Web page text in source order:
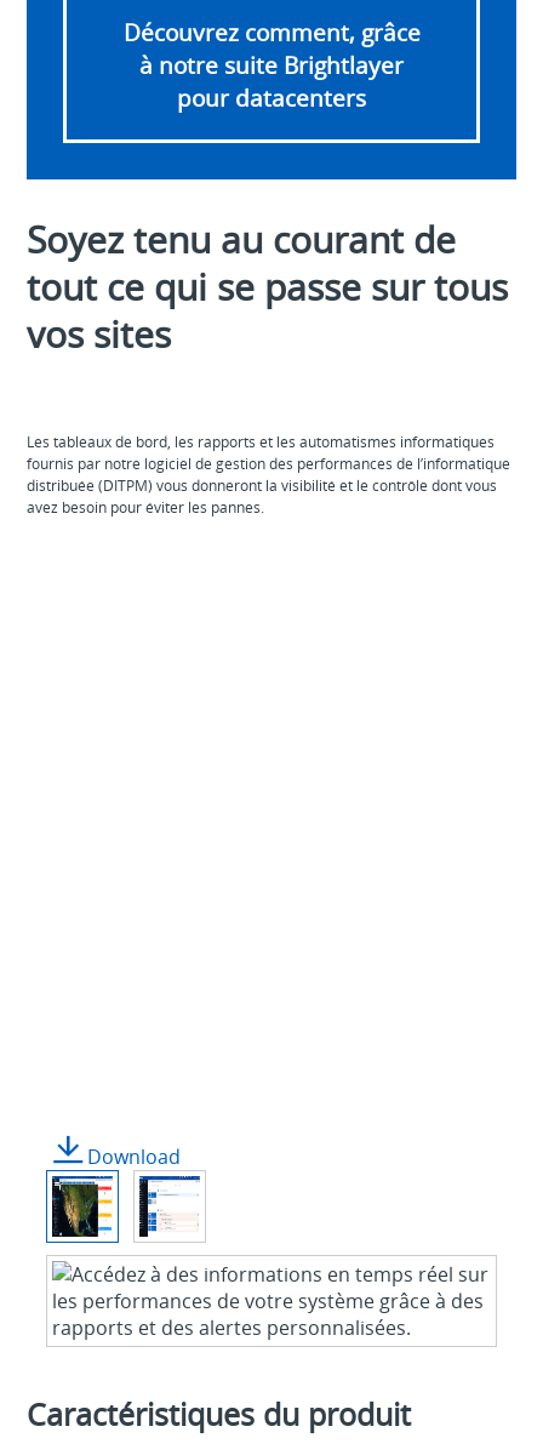
Découvrez comment, grâce
à notre suite Brightlayer
pour datacenters
Soyez tenu au courant de
tout ce qui se passe sur tous
vos sites
Les tableaux de bord, les rapports et les automatismes informatiques
fournis par notre logiciel de gestion des performances de l’informatique
distribuée (DITPM) vous donneront la visibilité et le contrôle dont vous
avez besoin pour éviter les pannes.
Download
Caractéristiques du produit